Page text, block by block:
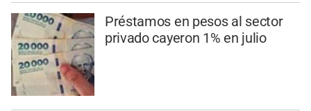
Préstamos en pesos al sector
privado cayeron 1% en julio